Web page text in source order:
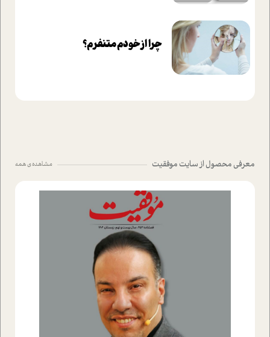
چرا از خودم متنفرم؟
معرفی محصول از سایت موفقیت مشاهده ی همه